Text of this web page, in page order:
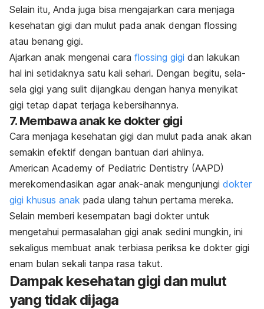
Selain itu, Anda juga bisa mengajarkan cara menjaga
kesehatan gigi dan mulut pada anak dengan flossing
atau benang gigi.
Ajarkan anak mengenai cara flossing gigi dan lakukan
hal ini setidaknya satu kali sehari. Dengan begitu, sela-
sela gigi yang sulit dijangkau dengan hanya menyikat
gigi tetap dapat terjaga kebersihannya.
7. Membawa anak ke dokter gigi
Cara menjaga kesehatan gigi dan mulut pada anak akan
semakin efektif dengan bantuan dari ahlinya.
American Academy of Pediatric Dentistry (AAPD)
merekomendasikan agar anak-anak mengunjungi dokter
gigi khusus anak pada ulang tahun pertama mereka.
Selain memberi kesempatan bagi dokter untuk
mengetahui permasalahan gigi anak sedini mungkin, ini
sekaligus membuat anak terbiasa periksa ke dokter gigi
enam bulan sekali tanpa rasa takut.
Dampak kesehatan gigi dan mulut
yang tidak dijaga